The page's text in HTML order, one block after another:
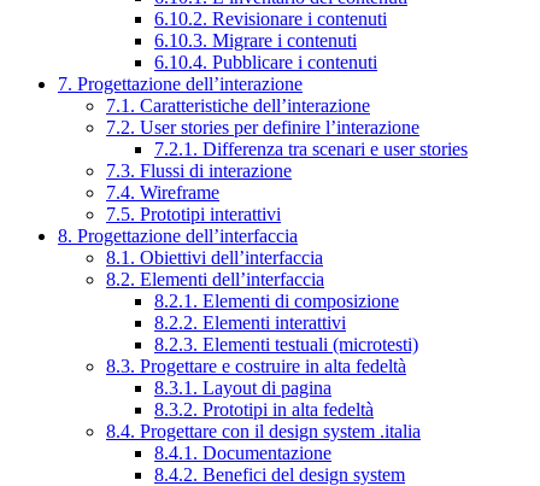
6.10.2. Revisionare i contenuti
6.10.3. Migrare i contenuti
6.10.4. Pubblicare i contenuti
7. Progettazione dell’interazione
7.1. Caratteristiche dell’interazione
7.2. User stories per definire l’interazione
7.2.1. Differenza tra scenari e user stories
7.3. Flussi di interazione
7.4. Wireframe
7.5. Prototipi interattivi
8. Progettazione dell’interfaccia
8.1. Obiettivi dell’interfaccia
8.2. Elementi dell’interfaccia
8.2.1. Elementi di composizione
8.2.2. Elementi interattivi
8.2.3. Elementi testuali (microtesti)
8.3. Progettare e costruire in alta fedeltà
8.3.1. Layout di pagina
8.3.2. Prototipi in alta fedeltà
8.4. Progettare con il design system .italia
8.4.1. Documentazione
8.4.2. Benefici del design system